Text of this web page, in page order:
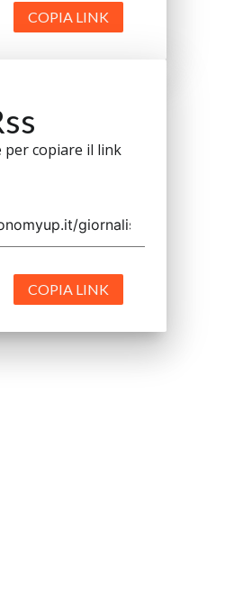
COPIA LINK
per copiare il link
COPIA LINK